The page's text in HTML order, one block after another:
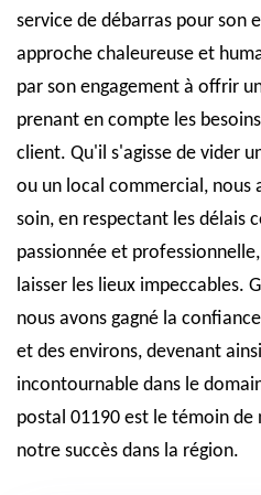
service de débarras pour son
approche chaleureuse et
par son engagement à offrir
prenant en compte les
client. Qu'il s'agisse de vider
ou un local commercial, nous
soin, en respectant les délais
passionnée et
laisser les lieux impeccables.
nous avons gagné la
et des environs, devenant
incontournable dans le
postal 01190 est le témoin
notre succès dans la région.